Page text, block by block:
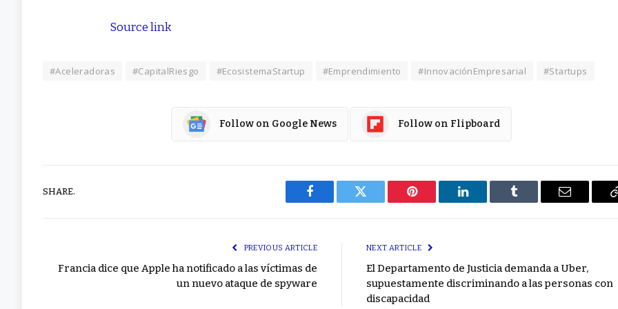
Source link
#Aceleradoras #CapitalRiesgo #EcosistemaStartup #Emprendimiento #InnovaciónEmpresarial #Startups
Follow on Google News Follow on Flipboard
SHARE.
Facebook Twitter Pinterest LinkedIn Tumblr Email
PREVIOUS ARTICLE
Francia dice que Apple ha notificado a las víctimas de
un nuevo ataque de spyware
NEXT ARTICLE
El Departamento de Justicia demanda a Uber,
supuestamente discriminando a las personas con
discapacidad